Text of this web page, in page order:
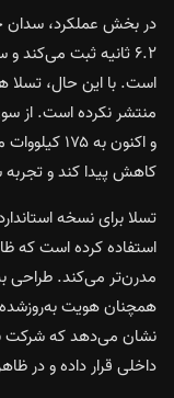
در بخش عملکرد، سدان
است. با این حال، تسلا
و اکنون به
کاهش پیدا کند و
استفاده کرده است که
مدرن‌تر می‌کند. طراحی
نشان می‌دهد که شرکت
داخلی قرار داده و در